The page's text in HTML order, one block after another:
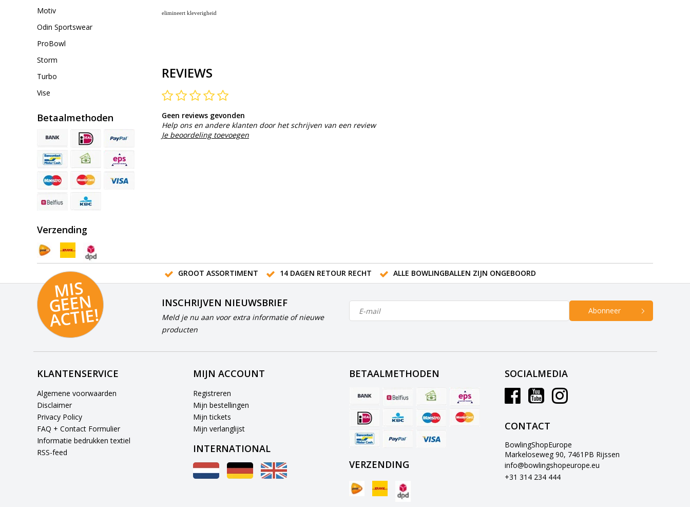
Motiv
Odin Sportswear
ProBowl
Storm
Turbo
Vise
Betaalmethoden
Verzending
elimineert kleverigheid
REVIEWS
Geen reviews gevonden
Help ons en andere klanten door het schrijven van een review
Je beoordeling toevoegen
GROOT ASSORTIMENT 14 DAGEN RETOUR RECHT ALLE BOWLINGBALLEN ZIJN ONGEBOORD
MI
S
G
E
E
N
A
C
TI
E!
INSCHRIJVEN NIEUWSBRIEF
Meld je nu aan voor extra informatie of nieuwe
producten
Abonneer
KLANTENSERVICE
Algemene voorwaarden
Disclaimer
Privacy Policy
FAQ + Contact Formulier
Informatie bedrukken textiel
RSS-feed
MIJN ACCOUNT
Registreren
Mijn bestellingen
Mijn tickets
Mijn verlanglijst
INTERNATIONAL
BETAALMETHODEN
VERZENDING
SOCIALMEDIA
CONTACT
BowlingShopEurope
Markeloseweg 90, 7461PB Rijssen
info@bowlingshopeurope.eu
+31 314 234 444